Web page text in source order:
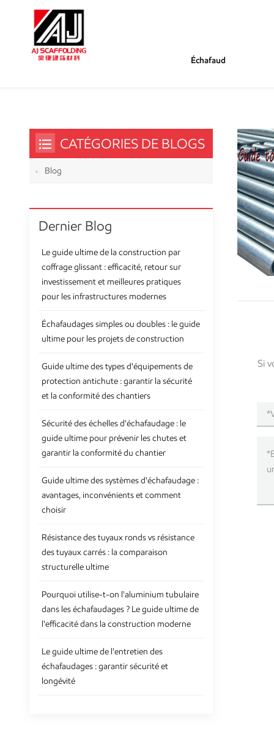
Échafaud
Si
CATÉGORIES DE BLOGS
Blog
Dernier Blog
Le guide ultime de la construction par
coffrage glissant : efficacité, retour sur
investissement et meilleures pratiques
pour les infrastructures modernes
Échafaudages simples ou doubles : le guide
ultime pour les projets de construction
Guide ultime des types d'équipements de
protection antichute : garantir la sécurité
et la conformité des chantiers
Sécurité des échelles d'échafaudage : le
guide ultime pour prévenir les chutes et
garantir la conformité du chantier
Guide ultime des systèmes d'échafaudage :
avantages, inconvénients et comment
choisir
Résistance des tuyaux ronds vs résistance
des tuyaux carrés : la comparaison
structurelle ultime
Pourquoi utilise-t-on l'aluminium tubulaire
dans les échafaudages ? Le guide ultime de
l'efficacité dans la construction moderne
Le guide ultime de l'entretien des
échafaudages : garantir sécurité et
longévité